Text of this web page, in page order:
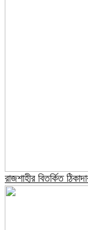
রাজশাহীর বিতর্কিত